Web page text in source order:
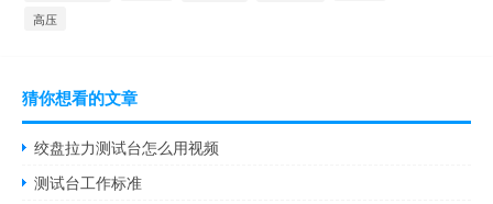
高压
猜你想看的文章
绞盘拉力测试台怎么用视频
测试台工作标准